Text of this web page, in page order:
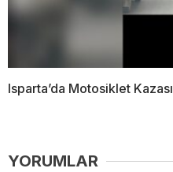
Isparta’da Motosiklet Kazası
YORUMLAR